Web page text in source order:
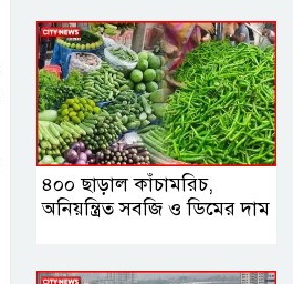
৪০০ ছাড়াল কাঁচামরিচ,
অনিয়ন্ত্রিত সবজি ও ডিমের দাম